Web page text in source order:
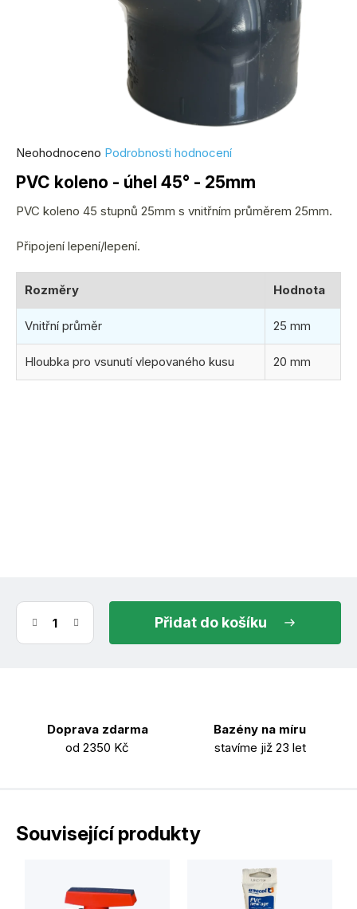
PVC koleno - úhel 45° - 25mm
Průměrné
produktu
je
z
hvězdiček.
Neohodnoceno Podrobnosti hodnocení
PVC koleno 45 stupnů 25mm s vnitřním průměrem 25mm.
Připojení lepení/lepení.
Rozměry Hodnota
Vnitřní průměr 25 mm
Hloubka pro vsunutí vlepovaného kusu 20 mm
do košíku
Doprava zdarma
od 2350 Kč
Bazény na míru
stavíme již 23 let
Související produkty